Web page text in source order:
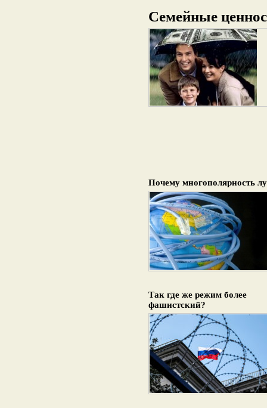
Семейные
Почему многополярность
Так где же режим более
фашистский?